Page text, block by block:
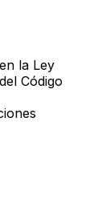
la Ley
Código